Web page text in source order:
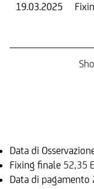
19.03.2025
Data di
Fixing finale 52,35
Data di pagamento